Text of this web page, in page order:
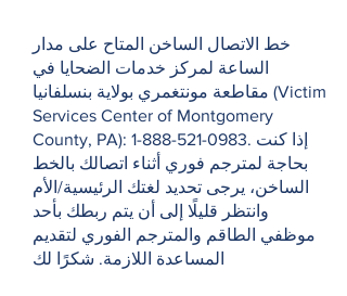
خط الاتصال الساخن المتاح على مدار
الساعة لمركز خدمات الضحايا في
مقاطعة مونتغمري بولاية بنسلفانيا (Victim
Services Center of Montgomery
County, PA): 1-888-521-0983. إذا كنت
بحاجة لمترجم فوري أثناء اتصالك بالخط
الساخن، يرجى تحديد لغتك الرئيسية/الأم
وانتظر قليلًا إلى أن يتم ربطك بأحد
موظفي الطاقم والمترجم الفوري لتقديم
المساعدة اللازمة. شكرًا لك